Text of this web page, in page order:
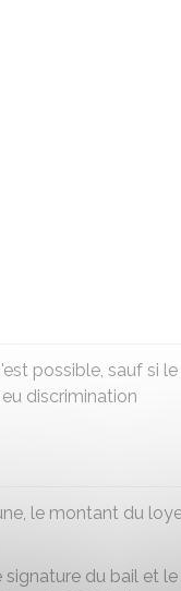
possible, sauf si le
discrimination
le montant du
du bail et le